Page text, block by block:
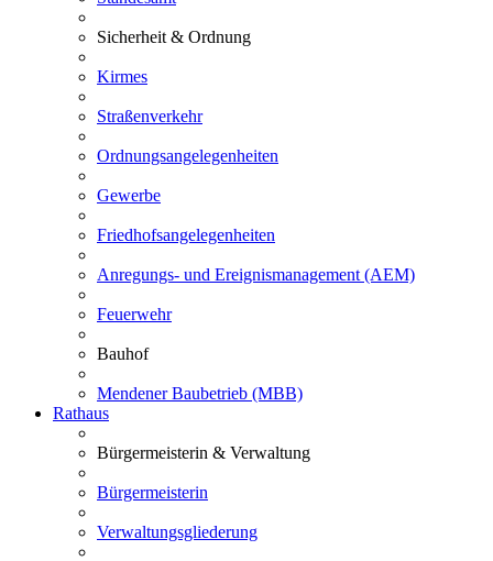
Sicherheit & Ordnung
Kirmes
Straßenverkehr
Ordnungsangelegenheiten
Gewerbe
Friedhofsangelegenheiten
Anregungs- und Ereignismanagement (AEM)
Feuerwehr
Bauhof
Mendener Baubetrieb (MBB)
Rathaus
Bürgermeisterin & Verwaltung
Bürgermeisterin
Verwaltungsgliederung